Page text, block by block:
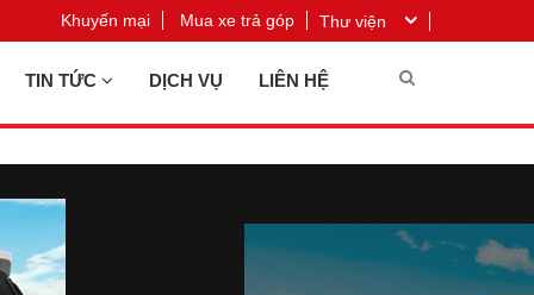
Thư viện
Khuyến mại Mua xe trả góp
TIN TỨC DỊCH VỤ LIÊN HỆ